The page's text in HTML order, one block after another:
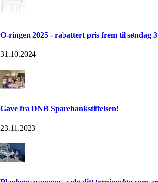
O-ringen 2025 - rabattert pris frem til søndag
31.10.2024
Gave fra DNB Sparebankstiftelsen!
23.11.2023